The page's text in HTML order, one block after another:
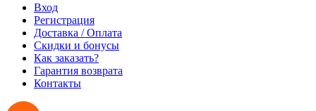
Вход
Регистрация
Доставка / Оплата
Скидки и бонусы
Как заказать?
Гарантия возврата
Контакты